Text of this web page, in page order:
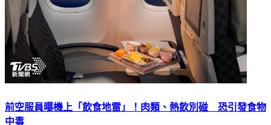
前空服員曝機上「飲食地雷」！肉類、熱飲別碰 恐引發食物
中毒